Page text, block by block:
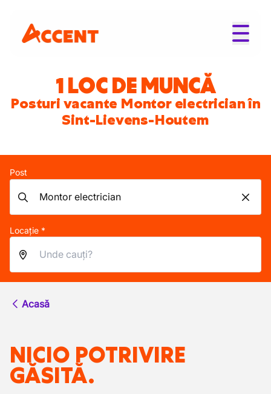
1 LOC DE MUNCĂ
Posturi vacante Montor electrician în
Sint-Lievens-Houtem
Post
Locație *
Acasă
NICIO POTRIVIRE
GĂSITĂ.